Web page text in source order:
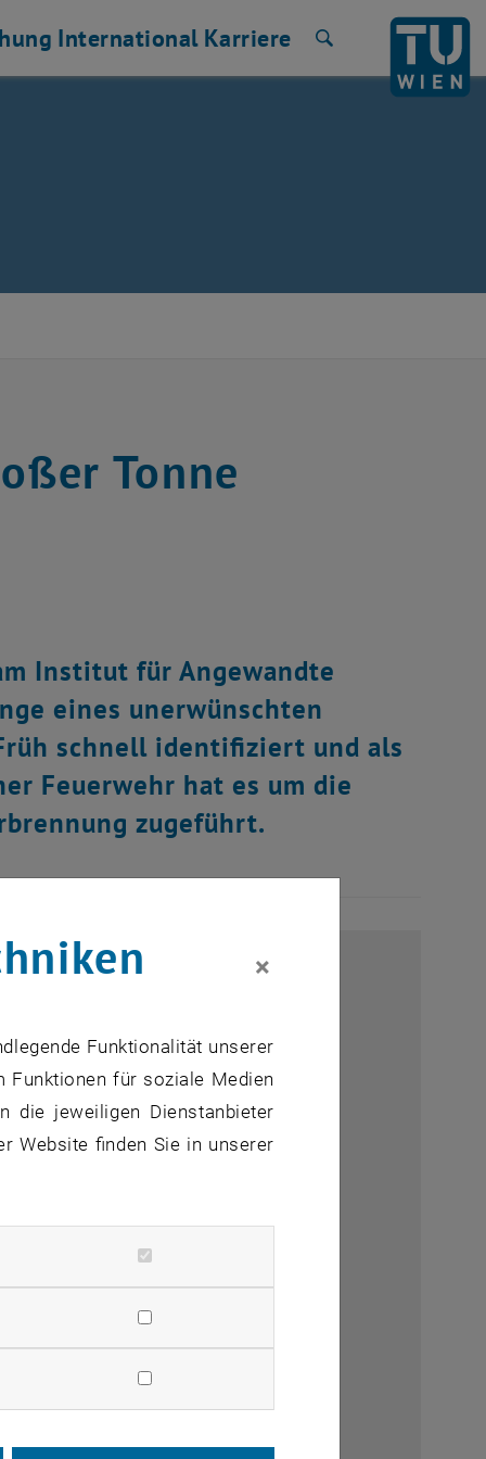
International Karriere
Tonne
Institut für Angewandte
eines unerwünschten
schnell identifiziert und als
Feuerwehr hat es um die
zugeführt.
×
Funktionalität unserer
Funktionen für soziale Medien
die jeweiligen Dienstanbieter
Website finden Sie in unserer